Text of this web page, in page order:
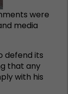
were
media
defend its
that any
with his